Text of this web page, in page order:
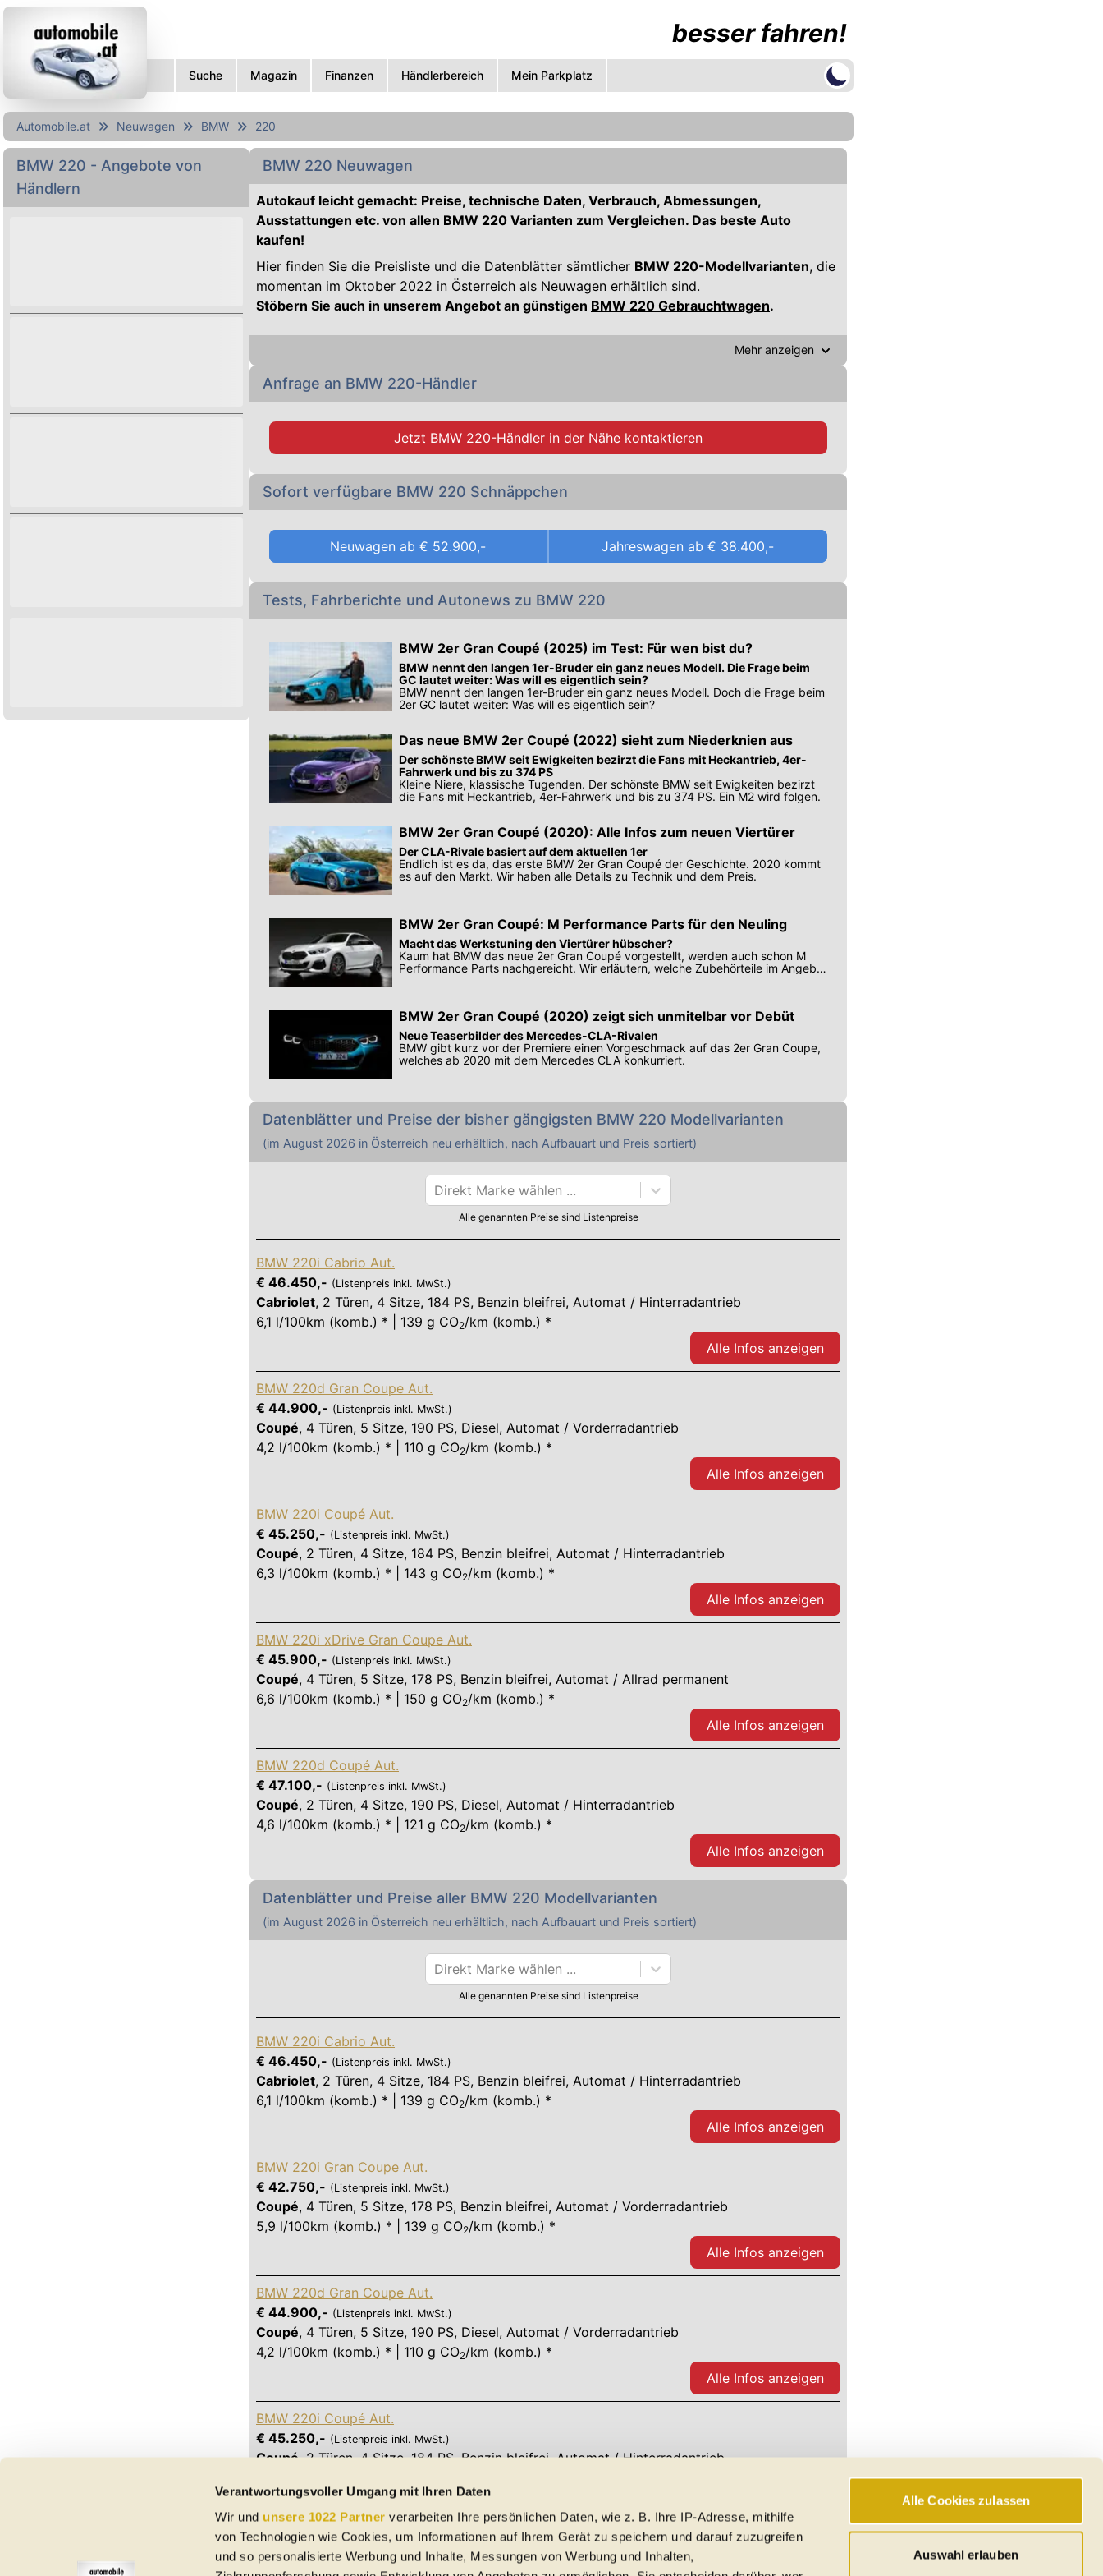
Verantwortungsvoller Umgang mit Ihren Daten
Wir und unsere 1022 Partner verarbeiten Ihre persönlichen Daten, wie z. B. Ihre IP-Adresse, mithilfe
von Technologien wie Cookies, um Informationen auf Ihrem Gerät zu speichern und darauf zuzugreifen
und so personalisierte Werbung und Inhalte, Messungen von Werbung und Inhalten,
Alle Cookies zulassen
Auswahl erlauben
besser fahren!
Suche Magazin Finanzen Händlerbereich Mein Parkplatz
Automobile.at Neuwagen BMW 220
BMW 220 Neuwagen
Autokauf leicht gemacht: Preise, technische Daten, Verbrauch, Abmessungen,
Ausstattungen etc. von allen BMW 220 Varianten zum Vergleichen. Das beste Auto
kaufen!
Hier finden Sie die Preisliste und die Datenblätter sämtlicher BMW 220-Modellvarianten, die
momentan im Oktober 2022 in Österreich als Neuwagen erhältlich sind.
Stöbern Sie auch in unserem Angebot an günstigen BMW 220 Gebrauchtwagen.
Mehr anzeigen
Anfrage an BMW 220-Händler
Jetzt BMW 220-Händler in der Nähe kontaktieren
Sofort verfügbare BMW 220 Schnäppchen
Neuwagen ab€ 52.900,- Jahreswagen ab€ 38.400,-
Tests, Fahrberichte und Autonews zu BMW 220
BMW 2er Gran Coupé (2025) im Test: Für wen bist du?
BMW nennt den langen 1er-Bruder ein ganz neues Modell. Die Frage beim
GC lautet weiter: Was will es eigentlich sein?
BMW nennt den langen 1er-Bruder ein ganz neues Modell. Doch die Frage beim
2er GC lautet weiter: Was will es eigentlich sein?
Das neue BMW 2er Coupé (2022) sieht zum Niederknien aus
Der schönste BMW seit Ewigkeiten bezirzt die Fans mit Heckantrieb, 4er-
Fahrwerk und bis zu 374 PS
Kleine Niere, klassische Tugenden. Der schönste BMW seit Ewigkeiten bezirzt
die Fans mit Heckantrieb, 4er-Fahrwerk und bis zu 374 PS. Ein M2 wird folgen.
BMW 2er Gran Coupé (2020): Alle Infos zum neuen Viertürer
Der CLA-Rivale basiert auf dem aktuellen 1er
Endlich ist es da, das erste BMW 2er Gran Coupé der Geschichte. 2020 kommt
es auf den Markt. Wir haben alle Details zu Technik und dem Preis.
BMW 2er Gran Coupé: M Performance Parts für den Neuling
Macht das Werkstuning den Viertürer hübscher?
Kaum hat BMW das neue 2er Gran Coupé vorgestellt, werden auch schon M
Performance Parts nachgereicht. Wir erläutern, welche Zubehörteile im Angebot
BMW 2er Gran Coupé (2020) zeigt sich unmitelbar vor Debüt
Neue Teaserbilder des Mercedes-CLA-Rivalen
BMW gibt kurz vor der Premiere einen Vorgeschmack auf das 2er Gran Coupe,
welches ab 2020 mit dem Mercedes CLA konkurriert.
Datenblätter und Preise der bisher gängigsten BMW 220 Modellvarianten
(im August 2026 in Österreich neu erhältlich, nach Aufbauart und Preis sortiert)
Direkt Marke wählen ...
Alle genannten Preise sind Listenpreise
BMW 220i Cabrio Aut.
€ 46.450,- (Listenpreis inkl. MwSt.)
Cabriolet, 2 Türen, 4 Sitze, 184 PS, Benzin bleifrei, Automat / Hinterradantrieb
6,1 l/100km (komb.) * | 139 g CO2/km (komb.) *
Alle Infos anzeigen
BMW 220d Gran Coupe Aut.
€ 44.900,- (Listenpreis inkl. MwSt.)
Coupé, 4 Türen, 5 Sitze, 190 PS, Diesel, Automat / Vorderradantrieb
4,2 l/100km (komb.) * | 110 g CO2/km (komb.) *
Alle Infos anzeigen
BMW 220i Coupé Aut.
€ 45.250,- (Listenpreis inkl. MwSt.)
Coupé, 2 Türen, 4 Sitze, 184 PS, Benzin bleifrei, Automat / Hinterradantrieb
6,3 l/100km (komb.) * | 143 g CO2/km (komb.) *
Alle Infos anzeigen
BMW 220i xDrive Gran Coupe Aut.
€ 45.900,- (Listenpreis inkl. MwSt.)
Coupé, 4 Türen, 5 Sitze, 178 PS, Benzin bleifrei, Automat / Allrad permanent
6,6 l/100km (komb.) * | 150 g CO2/km (komb.) *
Alle Infos anzeigen
BMW 220d Coupé Aut.
€ 47.100,- (Listenpreis inkl. MwSt.)
Coupé, 2 Türen, 4 Sitze, 190 PS, Diesel, Automat / Hinterradantrieb
4,6 l/100km (komb.) * | 121 g CO2/km (komb.) *
Alle Infos anzeigen
Datenblätter und Preise aller BMW 220 Modellvarianten
(im August 2026 in Österreich neu erhältlich, nach Aufbauart und Preis sortiert)
Direkt Marke wählen ...
Alle genannten Preise sind Listenpreise
BMW 220i Cabrio Aut.
€ 46.450,- (Listenpreis inkl. MwSt.)
Cabriolet, 2 Türen, 4 Sitze, 184 PS, Benzin bleifrei, Automat / Hinterradantrieb
6,1 l/100km (komb.) * | 139 g CO2/km (komb.) *
Alle Infos anzeigen
BMW 220i Gran Coupe Aut.
€ 42.750,- (Listenpreis inkl. MwSt.)
Coupé, 4 Türen, 5 Sitze, 178 PS, Benzin bleifrei, Automat / Vorderradantrieb
5,9 l/100km (komb.) * | 139 g CO2/km (komb.) *
Alle Infos anzeigen
BMW 220d Gran Coupe Aut.
€ 44.900,- (Listenpreis inkl. MwSt.)
Coupé, 4 Türen, 5 Sitze, 190 PS, Diesel, Automat / Vorderradantrieb
4,2 l/100km (komb.) * | 110 g CO2/km (komb.) *
Alle Infos anzeigen
BMW 220i Coupé Aut.
€ 45.250,- (Listenpreis inkl. MwSt.)
Coupé,2 Türen,4 Sitze,184 PS, Benzin bleifrei, Automat / Hinterradantrieb
Mehr anzeigen
BMW 220 - Angebote von
Händlern